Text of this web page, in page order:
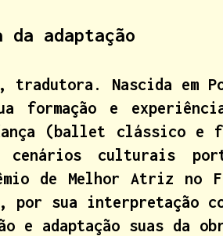
adaptação
Nascida em
formação e
(ballet clássico e
cenários culturais
de Melhor Atriz no
por sua interpretação
e adaptação suas da